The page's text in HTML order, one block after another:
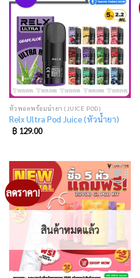
Add
to
wishlist
หัวพอตพร้อมน้ำยา (JUICE POD)
Relx Ultra Pod Juice (หัวน้ำยา)
฿129.00
ลดราคา!
Add
to
wishlist
สินค้าหมดแล้ว